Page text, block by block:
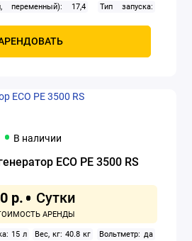
переменный): 17,4
Тип запуска:
В наличии
ECO PE 3500 RS
р.
15 л Вес, кг: 40.8 кг
Вольтметр: да